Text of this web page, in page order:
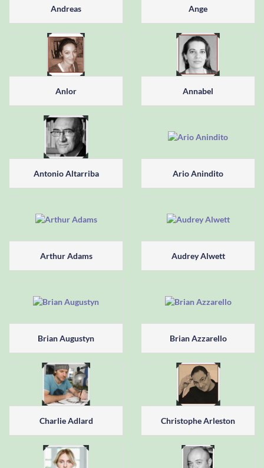
Andreas Ange
Anlor Annabel
Antonio Altarriba Ario Anindito
Arthur Adams Audrey Alwett
Brian Augustyn Brian Azzarello
Charlie Adlard Christophe Arleston